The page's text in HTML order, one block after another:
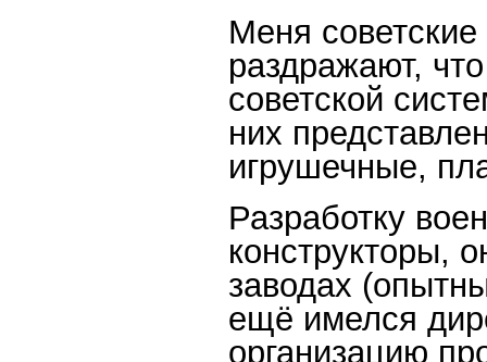
Меня
раздражают,
советской
них
игрушечные,
Разработку
конструкторы,
заводах
ещё имелся
организацию